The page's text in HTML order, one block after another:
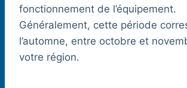
fonctionnement de l’équipement.
Généralement, cette période
l’automne, entre octobre et
votre région.